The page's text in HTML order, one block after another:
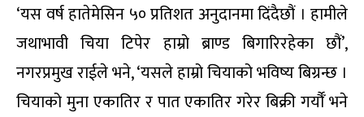
‘यस वर्ष हातेमेसिन ५० प्रतिशत अनुदानमा दिंदैछौं । हामीले
जथाभावी चिया टिपेर हाम्रो ब्राण्ड बिगारिरहेका छौं’,
नगरप्रमुख राईले भने, ‘यसले हाम्रो चियाको भविष्य बिग्रन्छ ।
चियाको मुना एकातिर र पात एकातिर गरेर बिक्री गर्यौँ भने